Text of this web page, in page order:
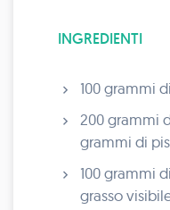
INGREDIENTI
100 grammi
200 grammi
grammi di
100 grammi
grasso